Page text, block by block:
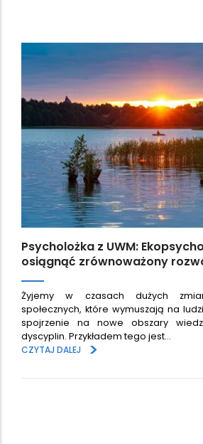
Psycholożka z UWM:
osiągnąć zrównoważony
Żyjemy w czasach dużych
społecznych, które wymuszają na
spojrzenie na nowe obszary
dyscyplin. Przykładem tego jest…
CZYTAJ DALEJ
>